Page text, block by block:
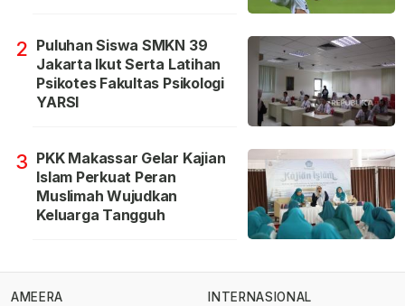
2 Puluhan Siswa SMKN 39
Jakarta Ikut Serta Latihan
Psikotes Fakultas Psikologi
YARSI
3 PKK Makassar Gelar Kajian
Islam Perkuat Peran
Muslimah Wujudkan
Keluarga Tangguh
AMEERA INTERNASIONAL